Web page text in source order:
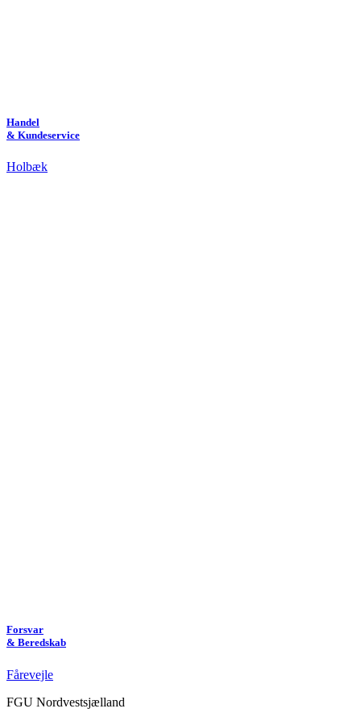
Handel
& Kundeservice
Holbæk
Forsvar
& Beredskab
Fårevejle
FGU Nordvestsjælland